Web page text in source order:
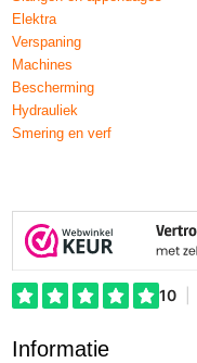
Elektra
Verspaning
Machines
Bescherming
Hydrauliek
Smering en verf
Informatie